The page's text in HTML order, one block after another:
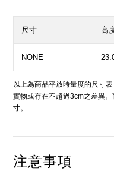
尺寸 高
NONE
以上為商品平放時量度的尺寸
實物或存在不超過3cm之差異
寸。
注意事項